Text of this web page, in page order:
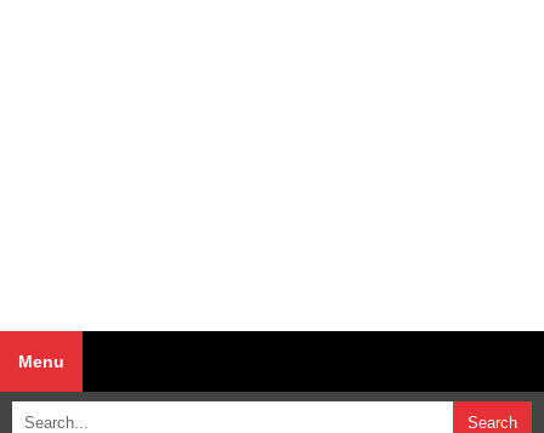
Menu